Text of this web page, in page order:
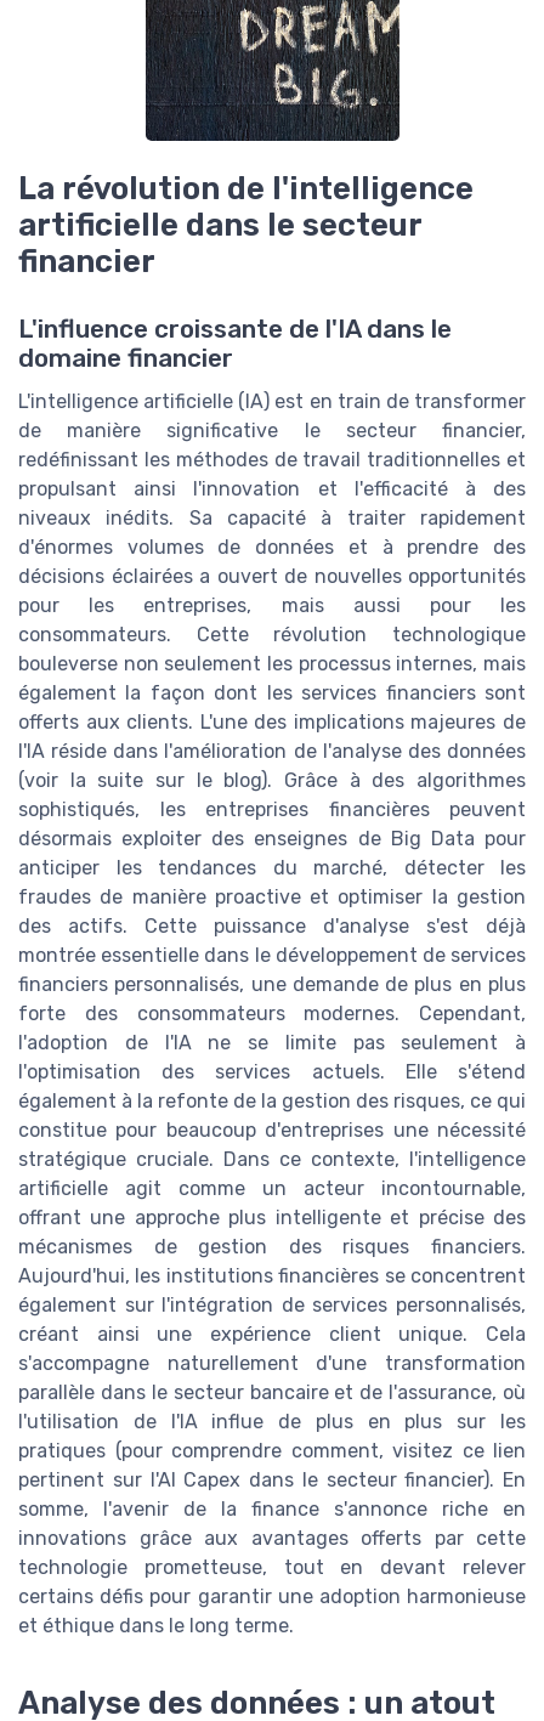
La révolution de l'intelligence
artificielle dans le secteur
financier
L'influence croissante de l'IA dans le
domaine financier
L'intelligence artificielle (IA) est en train de transformer
de manière significative le secteur financier,
redéfinissant les méthodes de travail traditionnelles et
propulsant ainsi l'innovation et l'efficacité à des
niveaux inédits. Sa capacité à traiter rapidement
d'énormes volumes de données et à prendre des
décisions éclairées a ouvert de nouvelles opportunités
pour les entreprises, mais aussi pour les
consommateurs. Cette révolution technologique
bouleverse non seulement les processus internes, mais
également la façon dont les services financiers sont
offerts aux clients. L'une des implications majeures de
l'IA réside dans l'amélioration de l'analyse des données
(voir la suite sur le blog). Grâce à des algorithmes
sophistiqués, les entreprises financières peuvent
désormais exploiter des enseignes de Big Data pour
anticiper les tendances du marché, détecter les
fraudes de manière proactive et optimiser la gestion
des actifs. Cette puissance d'analyse s'est déjà
montrée essentielle dans le développement de services
financiers personnalisés, une demande de plus en plus
forte des consommateurs modernes. Cependant,
l'adoption de l'IA ne se limite pas seulement à
l'optimisation des services actuels. Elle s'étend
également à la refonte de la gestion des risques, ce qui
constitue pour beaucoup d'entreprises une nécessité
stratégique cruciale. Dans ce contexte, l'intelligence
artificielle agit comme un acteur incontournable,
offrant une approche plus intelligente et précise des
mécanismes de gestion des risques financiers.
Aujourd'hui, les institutions financières se concentrent
également sur l'intégration de services personnalisés,
créant ainsi une expérience client unique. Cela
s'accompagne naturellement d'une transformation
parallèle dans le secteur bancaire et de l'assurance, où
l'utilisation de l'IA influe de plus en plus sur les
pratiques (pour comprendre comment, visitez ce lien
pertinent sur l'AI Capex dans le secteur financier). En
somme, l'avenir de la finance s'annonce riche en
innovations grâce aux avantages offerts par cette
technologie prometteuse, tout en devant relever
certains défis pour garantir une adoption harmonieuse
et éthique dans le long terme.
Analyse des données : un atout